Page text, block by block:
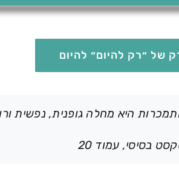
של ״רק להיום״ להיום
היא מחלה גופנית, נפשית
בסיסי, עמוד 20